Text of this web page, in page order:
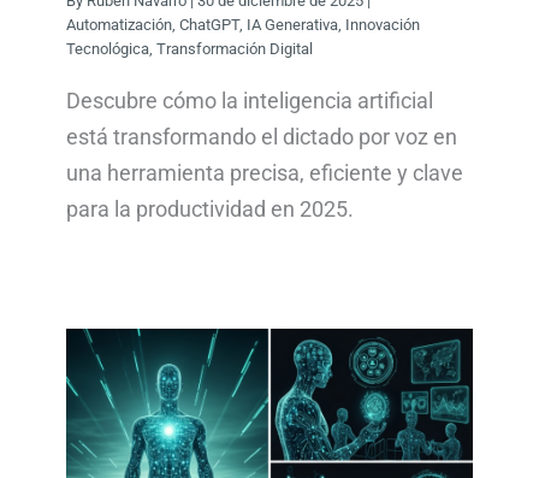
Automatización ,ChatGPT, IA Generativa Innovación
Tecnológica ,Transformación Digital
Descubre cómo la inteligencia artificial
está transformando el dictado por voz en
una herramienta precisa, eficiente y clave
para la productividad en 2025.